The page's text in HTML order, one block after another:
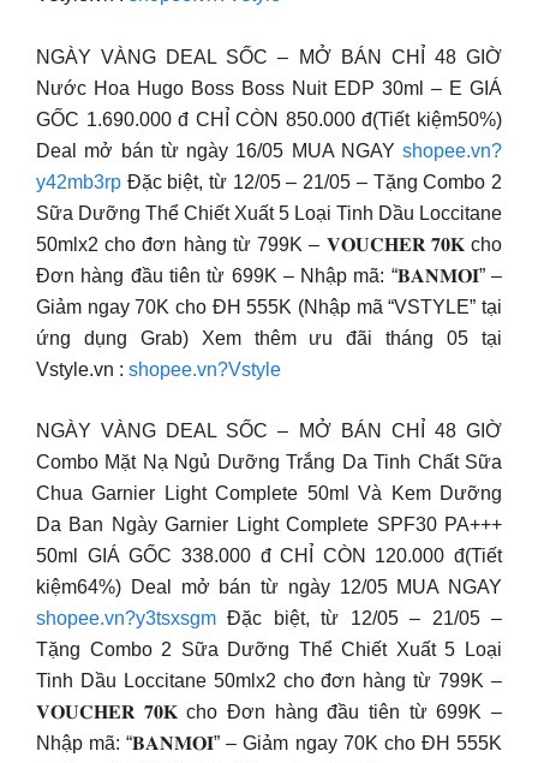
NGÀY VÀNG DEAL SỐC – MỞ BÁN CHỈ 48 GIỜ
Nước Hoa Hugo Boss Boss Nuit EDP 30ml – E GIÁ
GỐC 1.690.000 đ CHỈ CÒN 850.000 đ(Tiết kiệm50%)
Deal mở bán từ ngày 16/05 MUA NGAY shopee.vn?
y42mb3rp Đặc biệt, từ 12/05 – 21/05 – Tặng Combo 2
Sữa Dưỡng Thể Chiết Xuất 5 Loại Tinh Dầu Loccitane
50mlx2 cho đơn hàng từ 799K – 𝐕𝐎𝐔𝐂𝐇𝐄𝐑 𝟕𝟎𝐊 cho
Đơn hàng đầu tiên từ 699K – Nhập mã: “𝐁𝐀𝐍𝐌𝐎𝐈” –
Giảm ngay 70K cho ĐH 555K (Nhập mã “VSTYLE” tại
ứng dụng Grab) Xem thêm ưu đãi tháng 05 tại
Vstyle.vn : shopee.vn?Vstyle
NGÀY VÀNG DEAL SỐC – MỞ BÁN CHỈ 48 GIỜ
Combo Mặt Nạ Ngủ Dưỡng Trắng Da Tinh Chất Sữa
Chua Garnier Light Complete 50ml Và Kem Dưỡng
Da Ban Ngày Garnier Light Complete SPF30 PA+++
50ml GIÁ GỐC 338.000 đ CHỈ CÒN 120.000 đ(Tiết
kiệm64%) Deal mở bán từ ngày 12/05 MUA NGAY
shopee.vn?y3tsxsgm Đặc biệt, từ 12/05 – 21/05 –
Tặng Combo 2 Sữa Dưỡng Thể Chiết Xuất 5 Loại
Tinh Dầu Loccitane 50mlx2 cho đơn hàng từ 799K –
𝐕𝐎𝐔𝐂𝐇𝐄𝐑 𝟕𝟎𝐊 cho Đơn hàng đầu tiên từ 699K –
Nhập mã: “𝐁𝐀𝐍𝐌𝐎𝐈” – Giảm ngay 70K cho ĐH 555K